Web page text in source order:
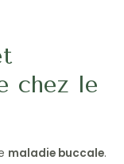
chez le
maladie buccale.